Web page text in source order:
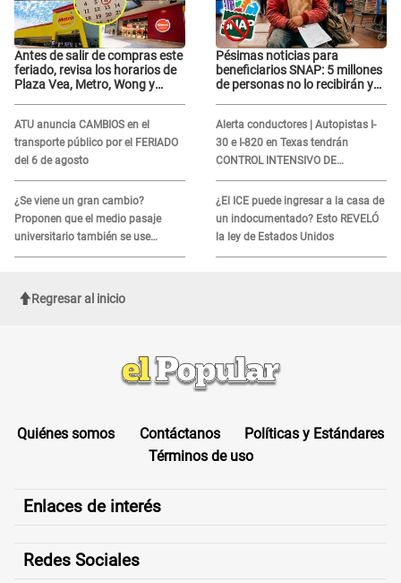
Antes de salir de compras este
feriado, revisa los horarios de
Plaza Vea, Metro, Wong y
ATU anuncia CAMBIOS en el
transporte público por el FERIADO
del 6 de agosto
¿Se viene un gran cambio?
Proponen que el medio pasaje
universitario también se use
sábados, domingos y feriados
Pésimas noticias para
beneficiarios SNAP: 5 millones
de personas no lo recibirán y
Alerta conductores | Autopistas I-
30 e I-820 en Texas tendrán
CONTROL INTENSIVO DE
SEGURIDAD: Estas serán las
HORAS CRÍTICAS
¿El ICE puede ingresar a la casa de
un indocumentado? Esto REVELÓ
la ley de Estados Unidos
Regresar al inicio
Quiénes somos Contáctanos
Políticas y Estándares
Términos de uso
Enlaces de interés
Redes Sociales